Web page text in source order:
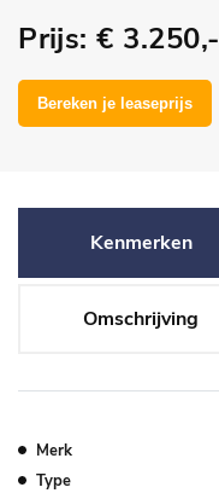
Prijs: € 3.250,-
Kenmerken
Omschrijving
Merk
Type